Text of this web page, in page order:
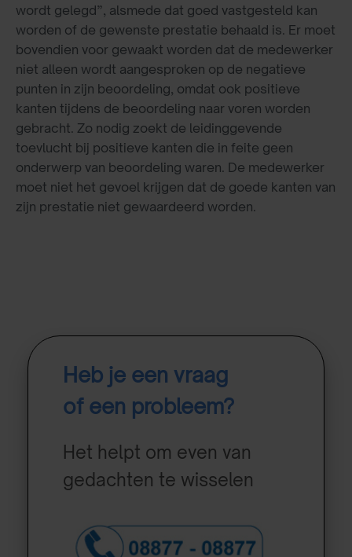
wordt gelegd”, alsmede dat goed vastgesteld kan
worden of de gewenste prestatie behaald is. Er moet
bovendien voor gewaakt worden dat de medewerker
niet alleen wordt aangesproken op de negatieve
punten in zijn beoordeling, omdat ook positieve
kanten tijdens de beoordeling naar voren worden
gebracht. Zo nodig zoekt de leidinggevende
toevlucht bij positieve kanten die in feite geen
onderwerp van beoordeling waren. De medewerker
moet niet het gevoel krijgen dat de goede kanten van
zijn prestatie niet gewaardeerd worden.
Heb je een vraag
of een probleem?
Het helpt om even van
gedachten te wisselen